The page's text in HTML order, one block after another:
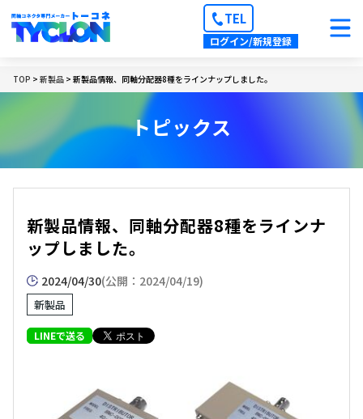
TEL
ログイン/新規登録
TOP > 新製品 > 新製品情報、同軸分配器8種をラインナップしました。
トピックス
新製品情報、同軸分配器8種をラインナ
ップしました。
2024/04/30(公開：2024/04/19)
新製品
LINEで送る